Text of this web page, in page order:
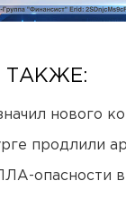
ТАКЖЕ:
нового
продлили
опасности